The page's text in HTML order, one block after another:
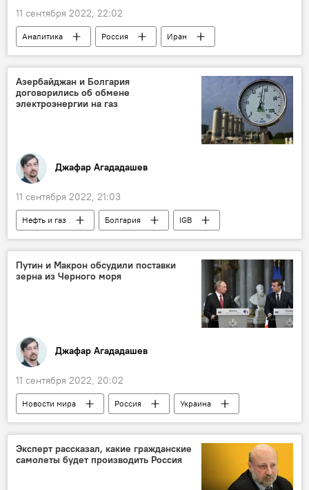
11 сентября 2022, 22:02
Аналитика Россия
Иран
Коридор "Север-Юг"
МТК
Экономика
Азербайджан и Болгария
договорились об обмене
электроэнергии на газ
Джафар Агададашев
11 сентября 2022, 21:03
Нефть и газ Болгария
IGB
Южный газовый коридор
Азербайджан
Путин и Макрон обсудили поставки
зерна из Черного моря
Джафар Агададашев
11 сентября 2022, 20:02
Новости мира Россия
Украина
Спецоперация
МАГАТЭ
Франция
Эксперт рассказал, какие гражданские
самолеты будет производить Россия